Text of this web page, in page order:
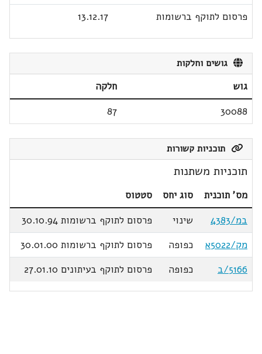
פרסום לתוקף ברשומות
13.12.17
גושים וחלקות
גוש
חלקה
30088
87
תוכניות קשורות
תוכניות משתנות
מס' תוכנית סוג יחס
סטטוס
במ/4383
שינוי
פרסום לתוקף ברשומות 30.10.94
מק/5022א
כפופה
פרסום לתוקף ברשומות 30.01.00
5166/ב
כפופה פרסום לתוקף בעיתונים 27.01.10